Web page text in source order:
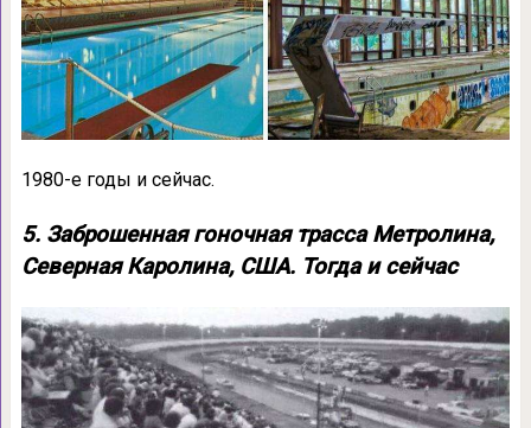
1980-е годы и сейчас.
5. Заброшенная гоночная трасса Метролина,
Северная Каролина, США. Тогда и сейчас